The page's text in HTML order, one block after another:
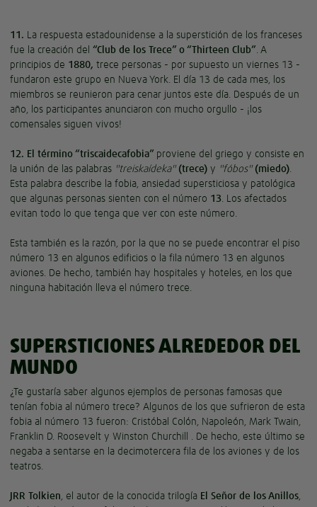
11. La respuesta estadounidense a la superstición de los franceses
fue la creación del “Club de los Trece” o “Thirteen Club”. A
principios de 1880, trece personas - por supuesto un viernes 13 -
fundaron este grupo en Nueva York. El día 13 de cada mes, los
miembros se reunieron para cenar juntos este día. Después de un
año, los participantes anunciaron con mucho orgullo - ¡los
comensales siguen vivos!
12. El término “triscaidecafobia” proviene del griego y consiste en
la unión de las palabras "treiskaídeka" (trece) y "fóbos" (miedo).
Esta palabra describe la fobia, ansiedad supersticiosa y patológica
que algunas personas sienten con el número 13. Los afectados
evitan todo lo que tenga que ver con este número.
Esta también es la razón, por la que no se puede encontrar el piso
número 13 en algunos edificios o la fila número 13 en algunos
aviones. De hecho, también hay hospitales y hoteles, en los que
ninguna habitación lleva el número trece.
SUPERSTICIONES ALREDEDOR DEL
MUNDO
¿Te gustaría saber algunos ejemplos de personas famosas que
tenían fobia al número trece? Algunos de los que sufrieron de esta
fobia al número 13 fueron: Cristóbal Colón, Napoleón, Mark Twain,
Franklin D. Roosevelt y Winston Churchill . De hecho, este último se
negaba a sentarse en la decimotercera fila de los aviones y de los
teatros.
JRR Tolkien, el autor de la conocida trilogía El Señor de los Anillos,